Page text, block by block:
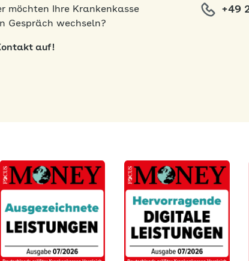
möchten Ihre Krankenkasse
Gespräch wechseln?
auf!
+49